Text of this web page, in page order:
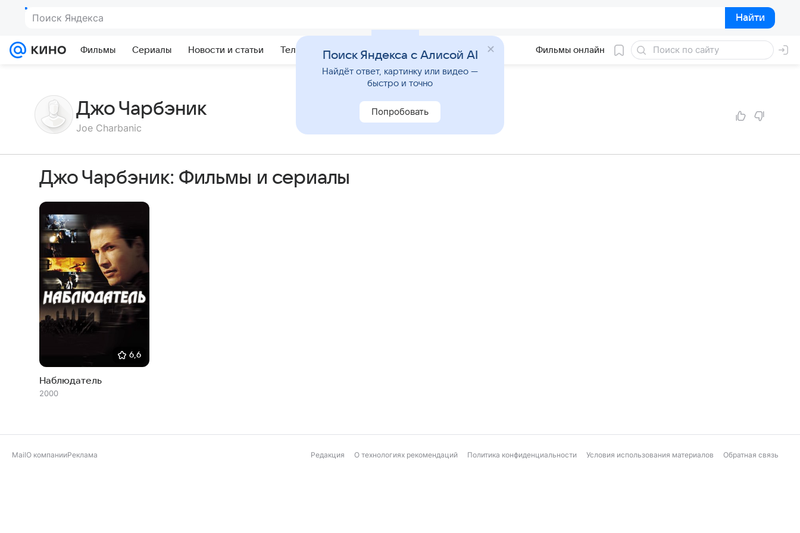
Найти
Найти
Фильмы Сериалы Новости и статьи Телепрограмма Фильмы онлайн
Джо Чарбэник
Joe Charbanic
Джо Чарбэник: Фильмы и сериалы
6,6
Наблюдатель
2000
MailО компанииРеклама Редакция О технологиях рекомендаций Политика конфиденциальности Условия использования материалов Обратная связь
Поиск Яндекса с Алисой AI
Найдёт ответ, картинку или видео —
быстро и точно
Попробовать